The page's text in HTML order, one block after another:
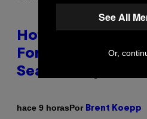
How Many Sprites
Fortnite?
Season 3 Sprite
hace 9 horasPor Brent Koepp
See All
Or,